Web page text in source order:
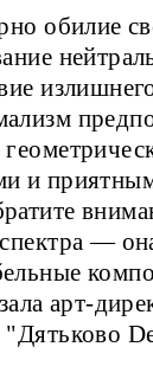
обилие
и
—
арт-
"Дятьково